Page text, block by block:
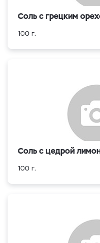
Соль с грецким
100 г.
Соль с цедрой
100 г.